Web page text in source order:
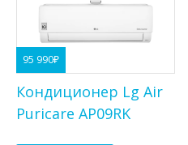
95 990₽
Кондиционер Lg Air
Puricare AP09RK